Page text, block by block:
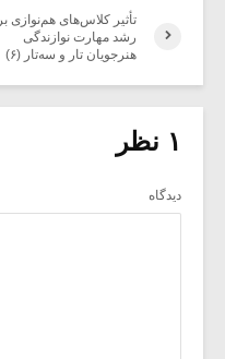
تأثیر کلاس‌های هم‌نوازی بر
رشد مهارت نوازندگی
هنرجویان تار و سه‌تار (۶)
۱ نظر
دیدگاه